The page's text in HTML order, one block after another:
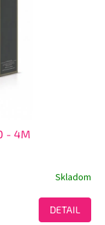
- 4M
Skladom
DETAIL